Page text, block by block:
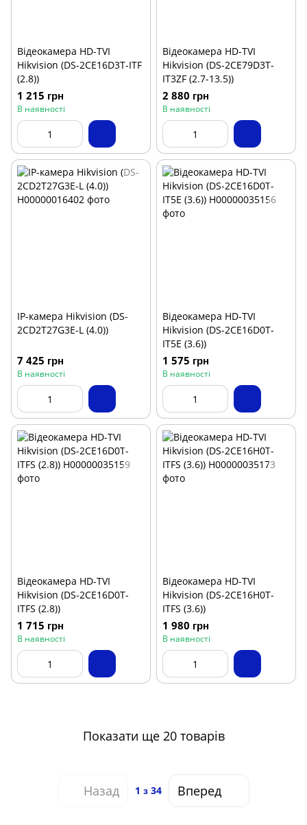
Відеокамера HD-TVI
Hikvision (DS-2CE16D3T-ITF
(2.8))
1 215 грн
В наявності
Відеокамера HD-TVI
Hikvision (DS-2CE79D3T-
IT3ZF (2.7-13.5))
2 880 грн
В наявності
IP-камера Hikvision (DS-
2CD2T27G3E-L (4.0))
7 425 грн
В наявності
Відеокамера HD-TVI
Hikvision (DS-2CE16D0T-
IT5E (3.6))
1 575 грн
В наявності
Відеокамера HD-TVI
Hikvision (DS-2CE16D0T-
ITFS (2.8))
1 715 грн
В наявності
Відеокамера HD-TVI
Hikvision (DS-2CE16H0T-
ITFS (3.6))
1 980 грн
В наявності
Показати ще 20 товарів
Назад 1 з 34 Вперед